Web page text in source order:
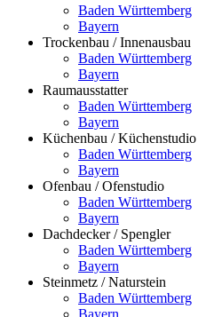
Baden Württemberg
Bayern
Trockenbau / Innenausbau
Baden Württemberg
Bayern
Raumausstatter
Baden Württemberg
Bayern
Küchenbau / Küchenstudio
Baden Württemberg
Bayern
Ofenbau / Ofenstudio
Baden Württemberg
Bayern
Dachdecker / Spengler
Baden Württemberg
Bayern
Steinmetz / Naturstein
Baden Württemberg
Bayern